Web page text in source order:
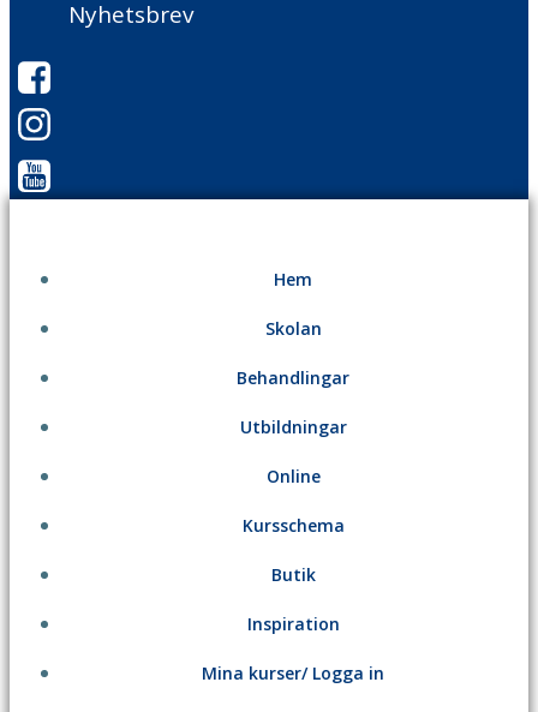
Nyhetsbrev
Hem
Skolan
Behandlingar
Utbildningar
Online
Kursschema
Butik
Inspiration
Mina kurser/ Logga in